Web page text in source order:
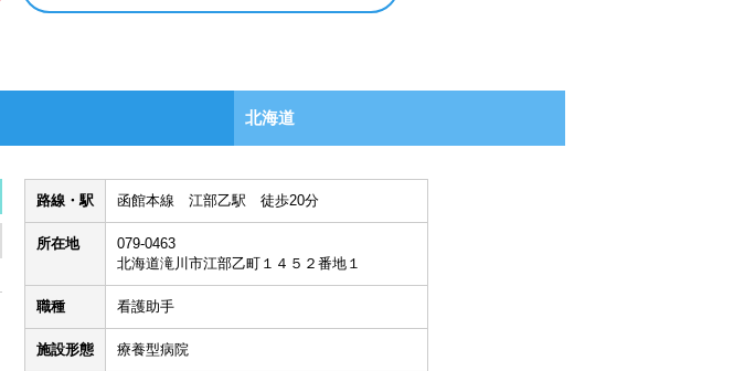
北海道
路線・駅 函館本線 江部乙駅 徒歩20分
所在地
079-0463
北海道滝川市江部乙町１４５２番地１
職種 看護助手
施設形態 療養型病院